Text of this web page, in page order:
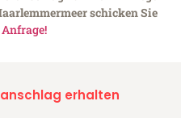
schicken Sie
erhalten